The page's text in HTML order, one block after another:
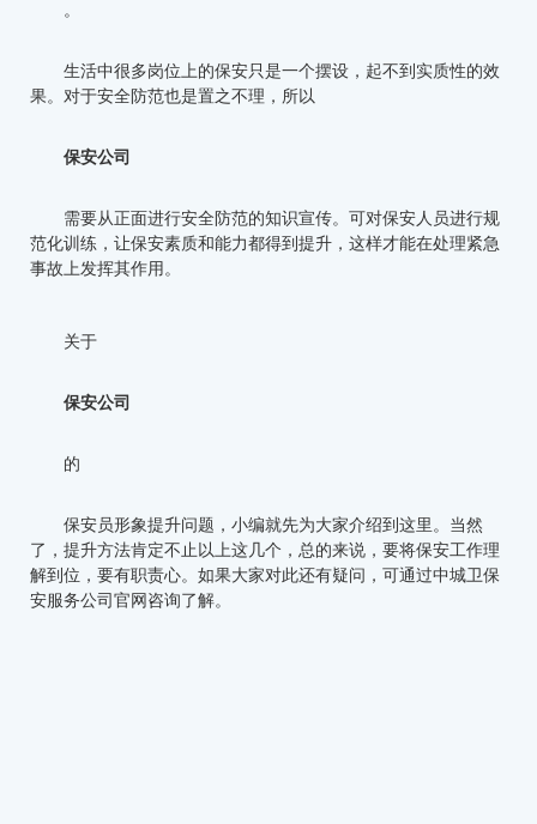
。
生活中很多岗位上的保安只是一个摆设，起不到实质性的效
果。对于安全防范也是置之不理，所以
保安公司
需要从正面进行安全防范的知识宣传。可对保安人员进行规
范化训练，让保安素质和能力都得到提升，这样才能在处理紧急
事故上发挥其作用。
关于
保安公司
的
保安员形象提升问题，小编就先为大家介绍到这里。当然
了，提升方法肯定不止以上这几个，总的来说，要将保安工作理
解到位，要有职责心。如果大家对此还有疑问，可通过中城卫保
安服务公司官网咨询了解。